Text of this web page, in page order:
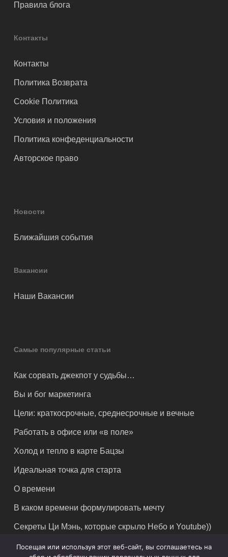
Правила блога
Контакты
Контакты
Политика Возврата
Cookie Политика
Условия и положения
Политика конфеденциальности
Авторское право
Новости
Ближайшия события
Вакансии
Наши Вакансии
Самые популярные статьи
Как сорвать джекпот у судьбы…
Вы и бог маркетинга
Цели: краткосрочные, среднесрочные и вечные
Работать в офисе или «в поле»
Холод и тепло в карте Бацзы
Идеальная точка для старта
О времени
В каком времени формулировать мечту
Секреты Ци Мэнь, которые скрыло Небо и Youtube))
Посещая или используя этот веб-сайт, вы соглашаетесь на